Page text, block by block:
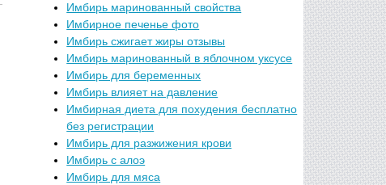
Имбирь маринованный свойства
Имбирное печенье фото
Имбирь сжигает жиры отзывы
Имбирь маринованный в яблочном уксусе
Имбирь для беременных
Имбирь влияет на давление
Имбирная диета для похудения бесплатно
без регистрации
Имбирь для разжижения крови
Имбирь с алоэ
Имбирь для мяса